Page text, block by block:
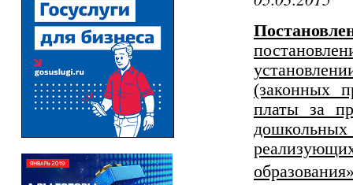
(законных
платы за
дошкольных